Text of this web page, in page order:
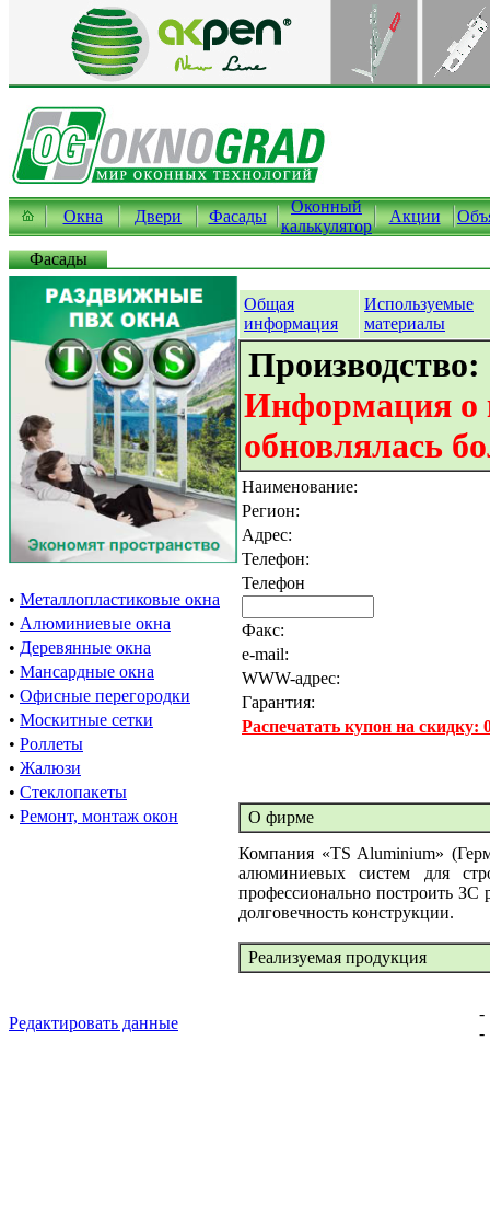
Окна Двери Фасады
Оконный
калькулятор
Акции
Фасады
• Металлопластиковые окна
• Алюминиевые окна
• Деревянные окна
• Мансардные окна
• Офисные перегородки
• Москитные сетки
• Роллеты
• Жалюзи
• Стеклопакеты
• Ремонт, монтаж окон
Общая
информация
Используемые
материалы
Информация о
обновлялась
Наименование:
Регион:
Адрес:
Телефон:
Телефон
Факс:
e-mail:
WWW-адрес:
Гарантия:
Распечатать купон на скидку:
О фирме
Компания «TS Aluminium»
алюминиевых систем для
профессионально построить ЗС
долговечность конструкции.
Реализуемая продукция
Редактировать данные
-
-